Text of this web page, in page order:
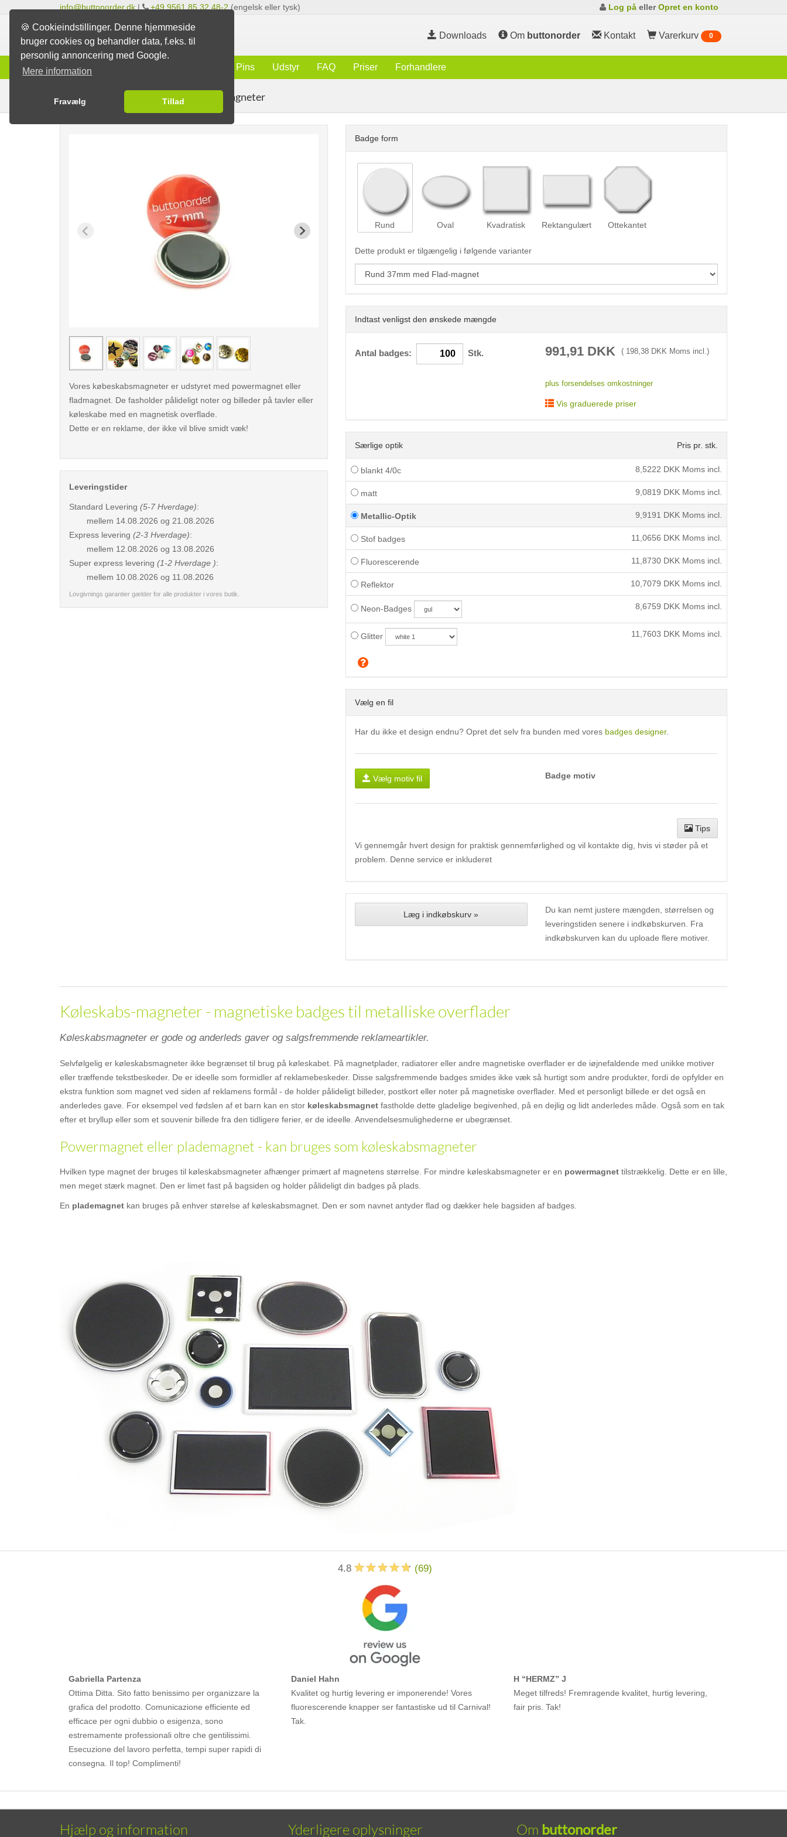
🍪 Cookieindstillinger. Denne hjemmeside
bruger cookies og behandler data, f.eks. til
personlig annoncering med Google.
Mere information
Fravælg Tillad
info@buttonorder.dk | +49 9561 85 32 48-2 (engelsk eller tysk) Log på ellerOpret en konto
Downloads Om buttonorder Kontakt Varerkurv 0
Pins Udstyr FAQ Priser Forhandlere
Badges køleskabs-magneter
Badge form
Rund Oval Kvadratisk Rektangulært Ottekantet
Dette produkt er tilgængelig i følgende varianter
Indtast venligst den ønskede mængde
Antal badges: Stk. 991,91DKK ( 198,38DKK Moms incl.)
plus forsendelses omkostninger
Vis graduerede priser
Særlige optik Pris pr. stk.
blankt 4/0c 8,5222 DKK Moms incl.
matt 9,0819 DKK Moms incl.
Metallic-Optik 9,9191 DKK Moms incl.
Stof badges 11,0656 DKK Moms incl.
Fluorescerende 11,8730 DKK Moms incl.
Reflektor 10,7079 DKK Moms incl.
Neon-Badges 8,6759 DKK Moms incl.
Glitter 11,7603 DKK Moms incl.
Vælg en fil
Har du ikke et design endnu? Opret det selv fra bunden med vores badges designer.
Vælg motiv fil Badge motiv
Tips
Vi gennemgår hvert design for praktisk gennemførlighed og vil kontakte dig, hvis vi støder på et
problem. Denne service er inkluderet
Læg i indkøbskurv »
Du kan nemt justere mængden, størrelsen og
leveringstiden senere i indkøbskurven. Fra
indkøbskurven kan du uploade flere motiver.
< /picture> < /picture> < /picture>
Vores købeskabsmagneter er udstyret med powermagnet eller
fladmagnet. De fasholder pålideligt noter og billeder på tavler eller
køleskabe med en magnetisk overflade.
Dette er en reklame, der ikke vil blive smidt væk!
Leveringstider
Standard Levering (5-7 Hverdage):
mellem 14.08.2026 og 21.08.2026
Express levering (2-3 Hverdage):
mellem 12.08.2026 og 13.08.2026
Super express levering (1-2 Hverdage ):
mellem 10.08.2026 og 11.08.2026
Lovgivnings garantier gælder for alle produkter i vores butik.
Køleskabs-magneter - magnetiske badges til metalliske overflader
Køleskabsmagneter er gode og anderleds gaver og salgsfremmende reklameartikler.
Selvfølgelig er køleskabsmagneter ikke begrænset til brug på køleskabet. På magnetplader, radiatorer eller andre magnetiske overflader er de iøjnefaldende med unikke motiver
eller træffende tekstbeskeder. De er ideelle som formidler af reklamebeskeder. Disse salgsfremmende badges smides ikke væk så hurtigt som andre produkter, fordi de opfylder en
ekstra funktion som magnet ved siden af reklamens formål - de holder pålideligt billeder, postkort eller noter på magnetiske overflader. Med et personligt billede er det også en
anderledes gave. For eksempel ved fødslen af et barn kan en stor køleskabsmagnet fastholde dette gladelige begivenhed, på en dejlig og lidt anderledes måde. Også som en tak
efter et bryllup eller som et souvenir billede fra den tidligere ferier, er de ideelle. Anvendelsesmulighederne er ubegrænset.
Powermagnet eller plademagnet - kan bruges som køleskabsmagneter
Hvilken type magnet der bruges til køleskabsmagneter afhænger primært af magnetens størrelse. For mindre køleskabsmagneter er en powermagnet tilstrækkelig. Dette er en lille,
men meget stærk magnet. Den er limet fast på bagsiden og holder pålideligt din badges på plads.
En plademagnet kan bruges på enhver størelse af køleskabsmagnet. Den er som navnet antyder flad og dækker hele bagsiden af badges.
4.8 (69)
Gabriella Partenza
Ottima Ditta. Sito fatto benissimo per organizzare la
grafica del prodotto. Comunicazione efficiente ed
efficace per ogni dubbio o esigenza, sono
estremamente professionali oltre che gentilissimi.
Esecuzione del lavoro perfetta, tempi super rapidi di
consegna. Il top! Complimenti!
Daniel Hahn
Kvalitet og hurtig levering er imponerende! Vores
fluorescerende knapper ser fantastiske ud til Carnival!
Tak.
H “HERMZ” J
Meget tilfreds! Fremragende kvalitet, hurtig levering,
fair pris. Tak!
Hjælp og information Yderligere oplysninger Om buttonorder